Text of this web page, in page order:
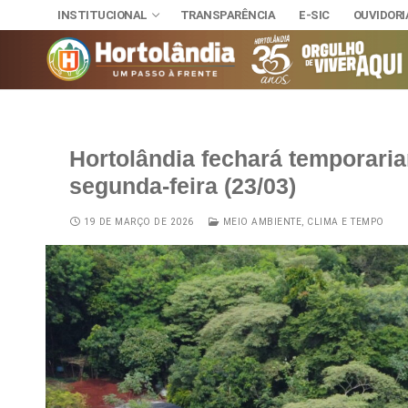
INSTITUCIONAL TRANSPARÊNCIA E-SIC
INSTITUCIONAL
Assuntos
Cultura
Esporte e
NOSSA
HINO,
Downloads
Telefones
Notícias
OUVIDORIA
DIÁRIO OFICIAL
LEIS MUNICIPAIS
Hortolândia fechará
segunda-feira (23/03)
19 DE MARÇO DE 2026 MEIO AMBIENTE, CLIMA E TEMPO